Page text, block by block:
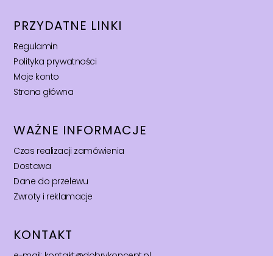
PRZYDATNE LINKI
Regulamin
Polityka prywatności
Moje konto
Strona główna
WAŻNE INFORMACJE
Czas realizacji zamówienia
Dostawa
Dane do przelewu
Zwroty i reklamacje
KONTAKT